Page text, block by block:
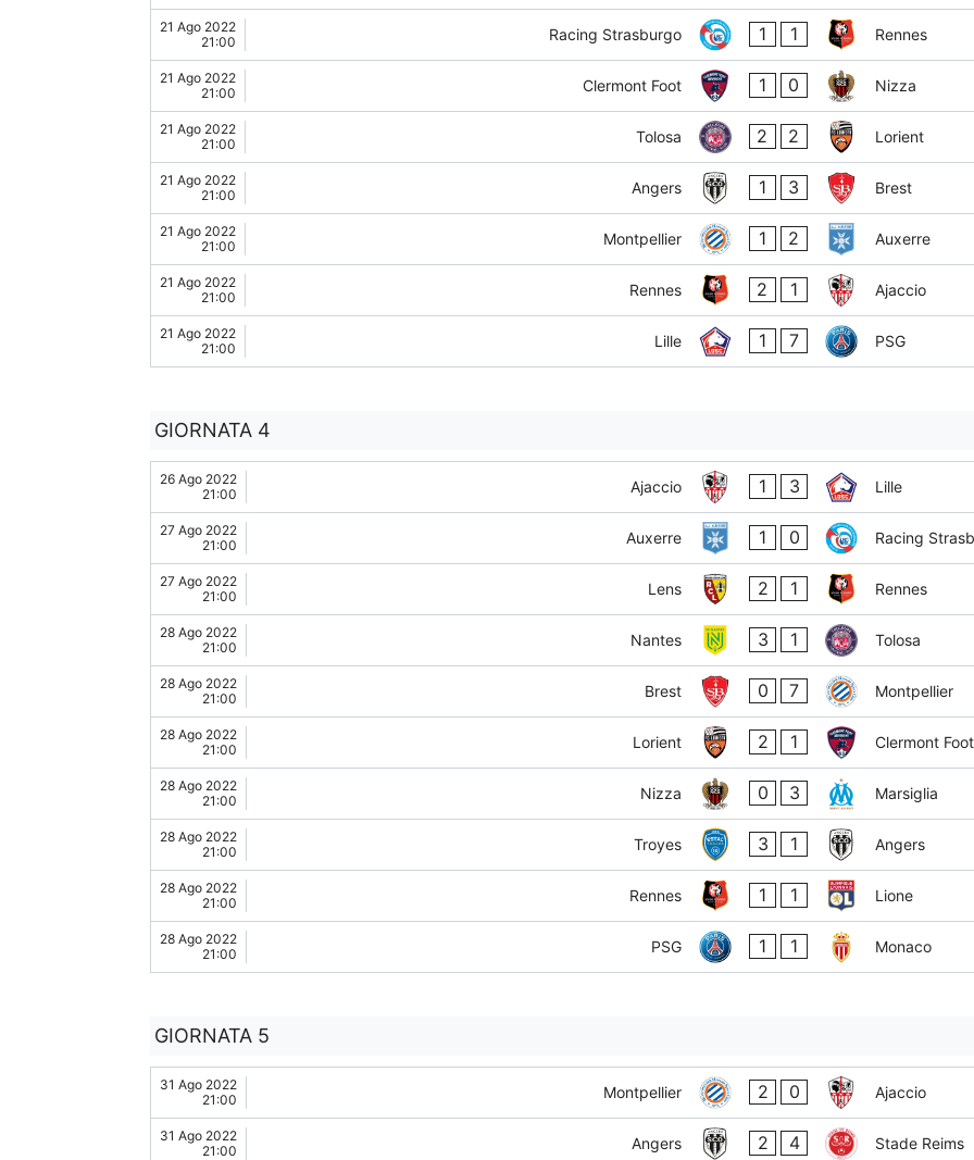
21 Ago 2022
21:00
Racing Strasburgo 1 1 Rennes
21 Ago 2022
21:00
Clermont Foot 1 0 Nizza
21 Ago 2022
21:00
Tolosa 2 2 Lorient
21 Ago 2022
21:00
Angers 1 3 Brest
21 Ago 2022
21:00
Montpellier 1 2 Auxerre
21 Ago 2022
21:00
Rennes 2 1 Ajaccio
21 Ago 2022
21:00
Lille 1 7 PSG
GIORNATA 4
26 Ago 2022
21:00
Ajaccio 1 3 Lille
27 Ago 2022
21:00
Auxerre 1 0 Racing
27 Ago 2022
21:00
Lens 2 1 Rennes
28 Ago 2022
21:00
Nantes 3 1 Tolosa
28 Ago 2022
21:00
Brest 0 7 Montpellier
28 Ago 2022
21:00
Lorient 2 1 Clermont Foot
28 Ago 2022
21:00
Nizza 0 3 Marsiglia
28 Ago 2022
21:00
Troyes 3 1 Angers
28 Ago 2022
21:00
Rennes 1 1 Lione
28 Ago 2022
21:00
PSG 1 1 Monaco
GIORNATA 5
31 Ago 2022
21:00
Montpellier 2 0 Ajaccio
31 Ago 2022
21:00
Angers 2 4 Stade Reims